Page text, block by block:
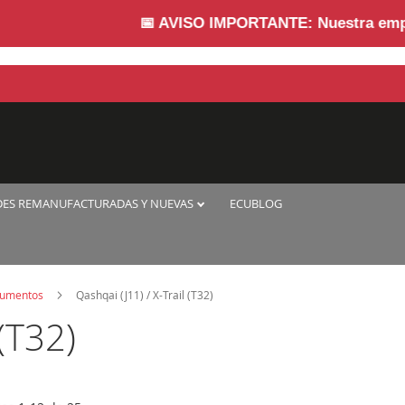
AVISO IMPORTANTE:Nuestra empresa
REMANUFACTURADAS Y NUEVAS ECUBLOG
Qashqai (J11) / X-Trail (T32)